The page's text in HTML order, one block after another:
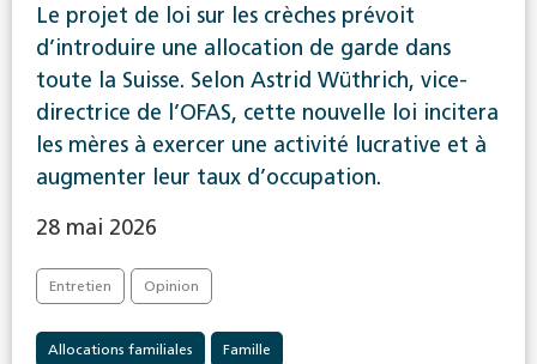
Le projet de loi sur les crèches prévoit
d’introduire une allocation de garde dans
toute la Suisse. Selon Astrid Wüthrich, vice-
directrice de l’OFAS, cette nouvelle loi incitera
les mères à exercer une activité lucrative et à
augmenter leur taux d’occupation.
28 mai 2026
Entretien Opinion
Allocations familiales Famille